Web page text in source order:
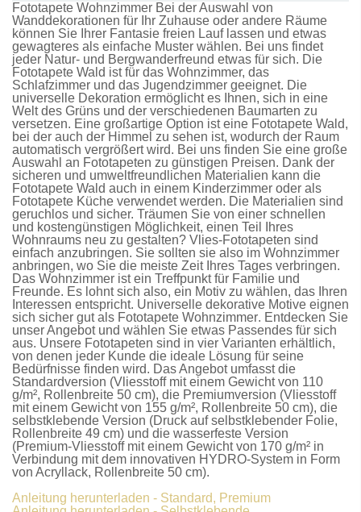
Fototapete Wohnzimmer Bei der Auswahl von
Wanddekorationen für Ihr Zuhause oder andere Räume
können Sie Ihrer Fantasie freien Lauf lassen und etwas
gewagteres als einfache Muster wählen. Bei uns findet
jeder Natur- und Bergwanderfreund etwas für sich. Die
Fototapete Wald ist für das Wohnzimmer, das
Schlafzimmer und das Jugendzimmer geeignet. Die
universelle Dekoration ermöglicht es Ihnen, sich in eine
Welt des Grüns und der verschiedenen Baumarten zu
versetzen. Eine großartige Option ist eine Fototapete Wald,
bei der auch der Himmel zu sehen ist, wodurch der Raum
automatisch vergrößert wird. Bei uns finden Sie eine große
Auswahl an Fototapeten zu günstigen Preisen. Dank der
sicheren und umweltfreundlichen Materialien kann die
Fototapete Wald auch in einem Kinderzimmer oder als
Fototapete Küche verwendet werden. Die Materialien sind
geruchlos und sicher. Träumen Sie von einer schnellen
und kostengünstigen Möglichkeit, einen Teil Ihres
Wohnraums neu zu gestalten? Vlies-Fototapeten sind
einfach anzubringen. Sie sollten sie also im Wohnzimmer
anbringen, wo Sie die meiste Zeit Ihres Tages verbringen.
Das Wohnzimmer ist ein Treffpunkt für Familie und
Freunde. Es lohnt sich also, ein Motiv zu wählen, das Ihren
Interessen entspricht. Universelle dekorative Motive eignen
sich sicher gut als Fototapete Wohnzimmer. Entdecken Sie
unser Angebot und wählen Sie etwas Passendes für sich
aus. Unsere Fototapeten sind in vier Varianten erhältlich,
von denen jeder Kunde die ideale Lösung für seine
Bedürfnisse finden wird. Das Angebot umfasst die
Standardversion (Vliesstoff mit einem Gewicht von 110
g/m², Rollenbreite 50 cm), die Premiumversion (Vliesstoff
mit einem Gewicht von 155 g/m², Rollenbreite 50 cm), die
selbstklebende Version (Druck auf selbstklebender Folie,
Rollenbreite 49 cm) und die wasserfeste Version
(Premium-Vliesstoff mit einem Gewicht von 170 g/m² in
Verbindung mit dem innovativen HYDRO-System in Form
von Acryllack, Rollenbreite 50 cm).
Anleitung herunterladen - Standard, Premium